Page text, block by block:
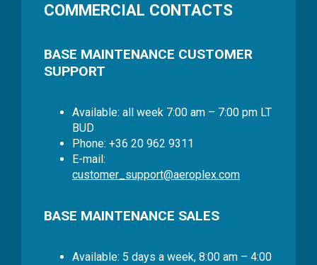
COMMERCIAL CONTACTS
BASE MAINTENANCE CUSTOMER
SUPPORT
Available: all week 7:00 am – 7:00 pm LT
BUD
Phone: +36 20 962 9311
E-mail:
customer_support@aeroplex.com
BASE MAINTENANCE SALES
Available: 5 days a week, 8:00 am – 4:00